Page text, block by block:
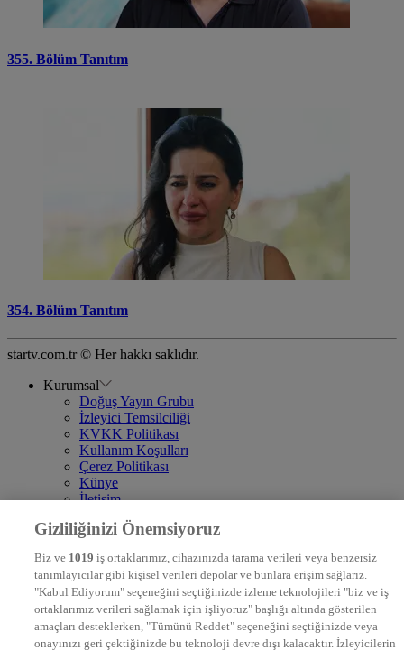
355. Bölüm Tanıtım
354. Bölüm Tanıtım
startv.com.tr © Her hakkı saklıdır.
Kurumsal
Doğuş Yayın Grubu
İzleyici Temsilciliği
KVKK Politikası
Kullanım Koşulları
Çerez Politikası
Künye
İletişim
DYG Televizyonlar
STAR
EURO STAR
KRAL POP TV
DYG Radyolar
NTV RADYO
KRAL FM
Gizliliğinizi Önemsiyoruz
Biz ve 1019 iş ortaklarımız, cihazınızda tarama verileri veya benzersiz
tanımlayıcılar gibi kişisel verileri depolar ve bunlara erişim sağlarız.
"Kabul Ediyorum" seçeneğini seçtiğinizde izleme teknolojileri "biz ve iş
ortaklarımız verileri sağlamak için işliyoruz" başlığı altında gösterilen
amaçları desteklerken, "Tümünü Reddet" seçeneğini seçtiğinizde veya
onayınızı geri çektiğinizde bu teknoloji devre dışı kalacaktır. İzleyicilerin